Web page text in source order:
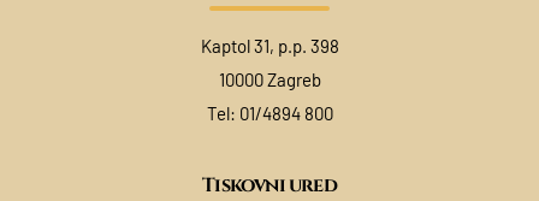
Kaptol 31, p.p. 398
10000 Zagreb
Tel: 01/4894 800
Tiskovni ured